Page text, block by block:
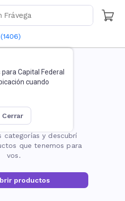
(1406)
para Capital Federal
cuando
cerrar
no existe
categorías y descubrí
que tenemos para
vos.
productos